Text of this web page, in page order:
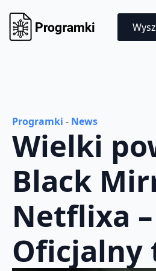
Programki - News
Wielki
Black
Netflixa –
Oficjalny